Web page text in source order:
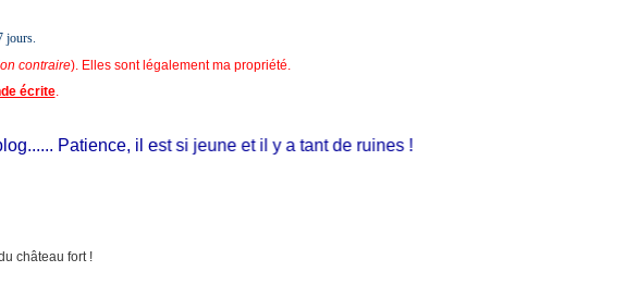
jours.
contraire). Elles sont légalement ma propriété.
écrite.
Patience, il est si jeune et il y a tant de ruines !